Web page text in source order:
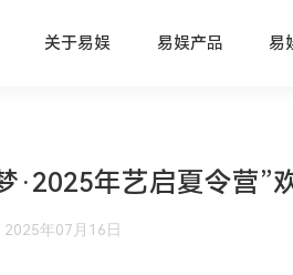
关于易娱 易娱产品 易
·2025年艺启夏令营”
2025年07月16日